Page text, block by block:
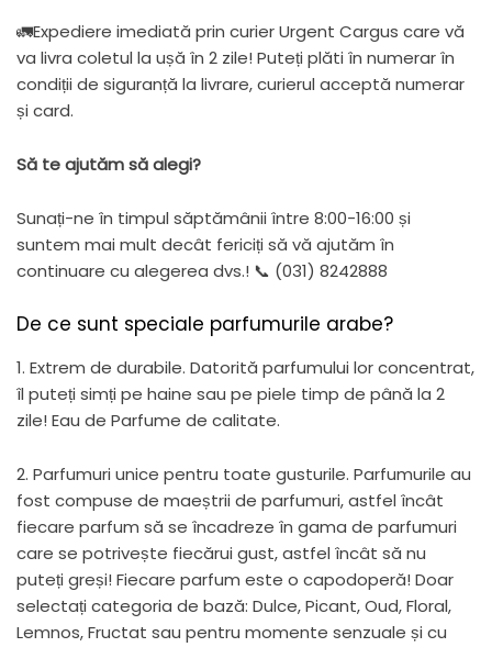
🚛Expediere imediată prin curier Urgent Cargus care vă
va livra coletul la ușă în 2 zile! Puteți plăti în numerar în
condiții de siguranță la livrare, curierul acceptă numerar
și card.
Să te ajutăm să alegi?
Sunați-ne în timpul săptămânii între 8:00-16:00 și
suntem mai mult decât fericiți să vă ajutăm în
continuare cu alegerea dvs.! 📞 (031) 8242888
De ce sunt speciale parfumurile arabe?
1. Extrem de durabile. Datorită parfumului lor concentrat,
îl puteți simți pe haine sau pe piele timp de până la 2
zile! Eau de Parfume de calitate.
2. Parfumuri unice pentru toate gusturile. Parfumurile au
fost compuse de maeștrii de parfumuri, astfel încât
fiecare parfum să se încadreze în gama de parfumuri
care se potrivește fiecărui gust, astfel încât să nu
puteți greși! Fiecare parfum este o capodoperă! Doar
selectați categoria de bază: Dulce, Picant, Oud, Floral,
Lemnos, Fructat sau pentru momente senzuale și cu